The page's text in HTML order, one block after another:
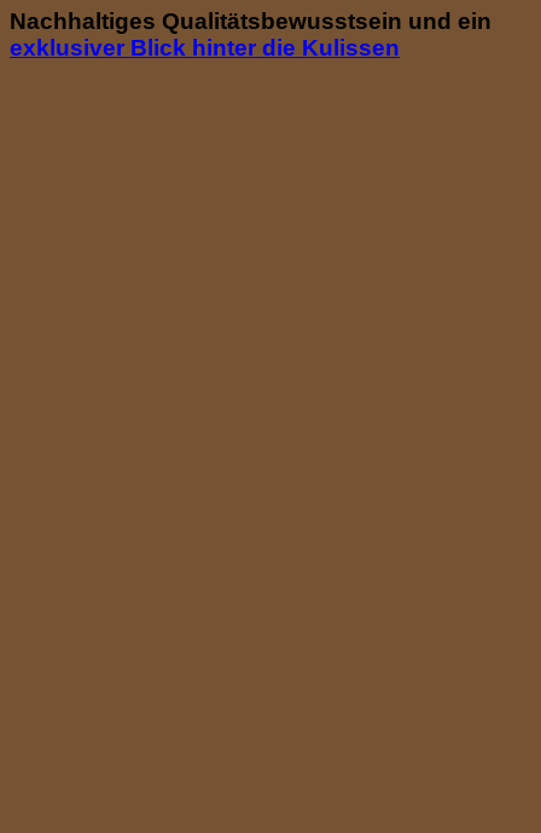
Nachhaltiges Qualitätsbewusstsein und ein
exklusiver Blick hinter die Kulissen